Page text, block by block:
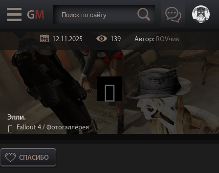
12.11.2025 139 Автор: ROVчик
Элли.
Fallout 4 / Фотогаллерея
СПАСИБО